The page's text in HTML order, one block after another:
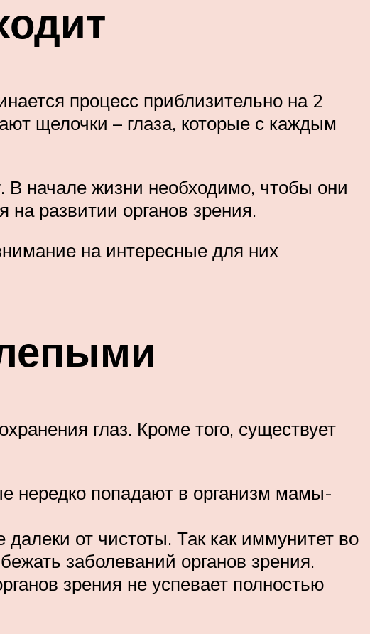
процесс приблизительно на 2
щелочки – глаза, которые с каждым
начале жизни необходимо, чтобы они
развитии органов зрения.
на интересные для них
глаз. Кроме того, существует
нередко попадают в организм мамы-
от чистоты. Так как иммунитет во
заболеваний органов зрения.
зрения не успевает полностью